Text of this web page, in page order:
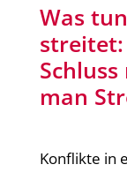
Was
man
Konflikte in